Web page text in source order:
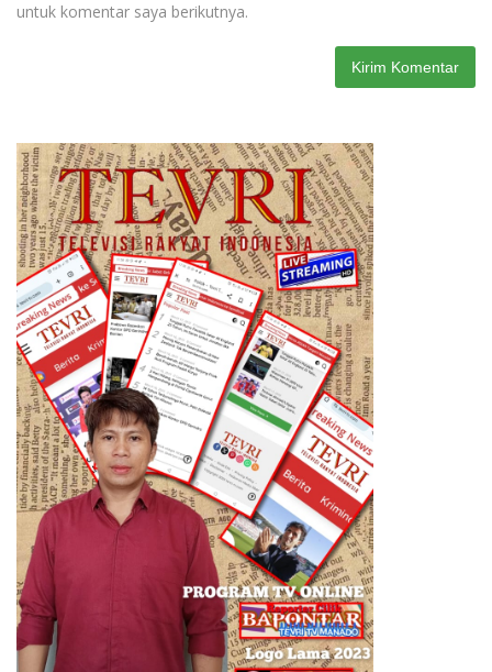
untuk komentar saya berikutnya.